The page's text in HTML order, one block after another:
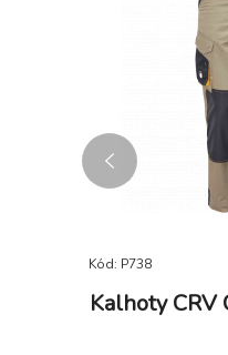
Kód: P738
Kalhoty CRV